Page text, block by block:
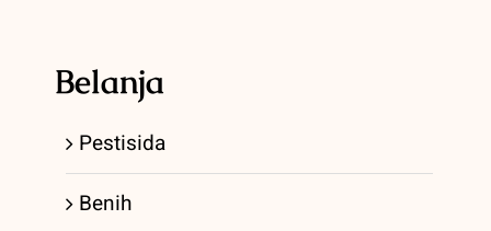
Belanja
Pestisida
Benih